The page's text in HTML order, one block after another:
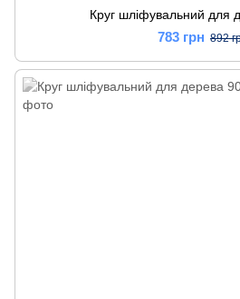
Круг шліфувальний для
783 грн 892